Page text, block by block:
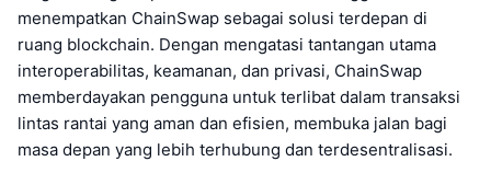
menempatkan ChainSwap sebagai solusi terdepan di
ruang blockchain. Dengan mengatasi tantangan utama
interoperabilitas, keamanan, dan privasi, ChainSwap
memberdayakan pengguna untuk terlibat dalam transaksi
lintas rantai yang aman dan efisien, membuka jalan bagi
masa depan yang lebih terhubung dan terdesentralisasi.